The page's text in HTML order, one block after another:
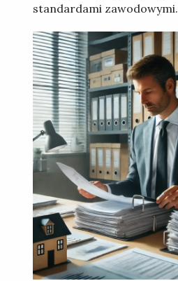
standardami zawodowymi.